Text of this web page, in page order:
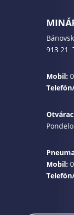
913 21
Mobil:
Mobil: